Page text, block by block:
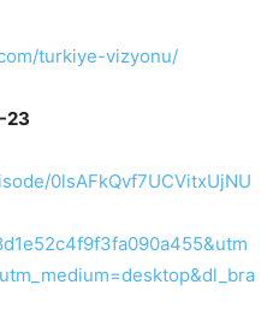
turkiye-vizyonu/
23
0lsAFkQvf7UCVitxUjNU